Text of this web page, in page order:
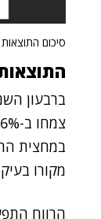
סיכום
ברבעון
מקורו